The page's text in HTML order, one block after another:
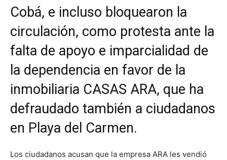
Cobá, e incluso bloquearon la
circulación, como protesta ante la
falta de apoyo e imparcialidad de
la dependencia en favor de la
inmobiliaria CASAS ARA, que ha
defraudado también a ciudadanos
en Playa del Carmen.
Los ciudadanos acusan que la empresa ARA les vendió